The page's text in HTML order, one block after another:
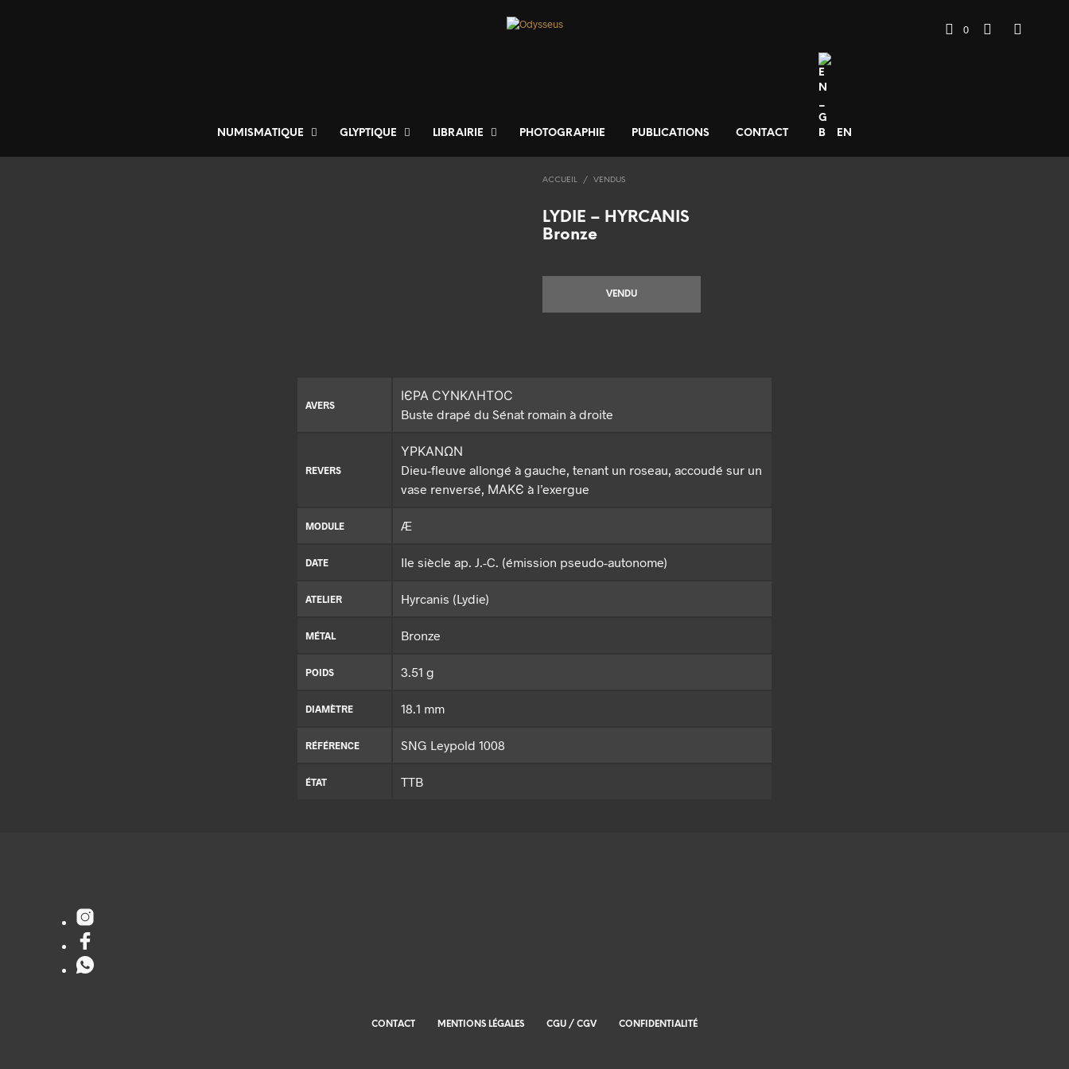
NUMISMATIQUE GLYPTIQUE LIBRAIRIE PHOTOGRAPHIE PUBLICATIONS CONTACT EN
0
ACCUEIL / VENDUS
LYDIE – HYRCANIS
Bronze
VENDU
AVERS
ΙЄΡΑ ϹΥΝΚΛΗΤΟϹ
Buste drapé du Sénat romain à droite
REVERS
ΥΡΚΑΝΩΝ
Dieu-fleuve allongé à gauche, tenant un roseau, accoudé sur un
vase renversé, ΜΑΚЄ à l’exergue
MODULE Æ
DATE IIe siècle ap. J.-C. (émission pseudo-autonome)
ATELIER Hyrcanis (Lydie)
MÉTAL Bronze
POIDS 3.51 g
DIAMÈTRE 18.1 mm
RÉFÉRENCE SNG Leypold 1008
ÉTAT TTB
CONTACT MENTIONS LÉGALES CGU / CGV CONFIDENTIALITÉ